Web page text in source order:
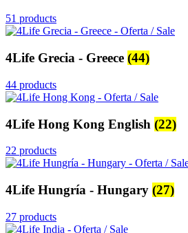
51 products
4Life Grecia - Greece (44)
44 products
4Life Hong Kong English (22)
22 products
4Life Hungría - Hungary (27)
27 products